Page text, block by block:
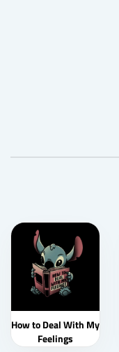
How to Deal With My
Feelings